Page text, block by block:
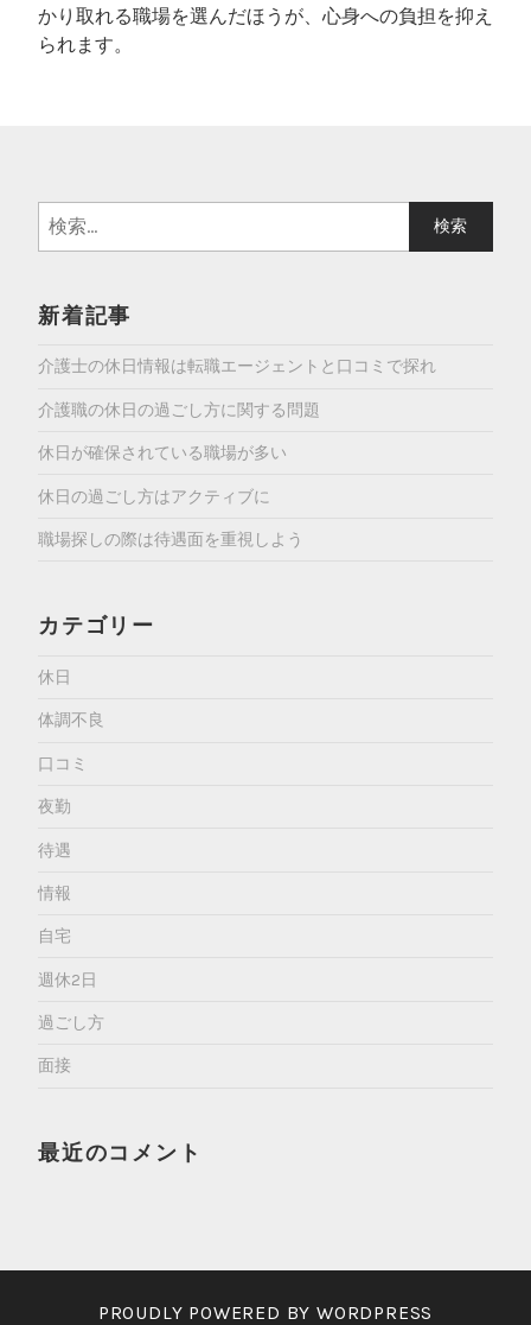
かり取れる職場を選んだほうが、心身への負担を抑え
られます。
検
索:
新着記事
介護士の休日情報は転職エージェントと口コミで探れ
介護職の休日の過ごし方に関する問題
休日が確保されている職場が多い
休日の過ごし方はアクティブに
職場探しの際は待遇面を重視しよう
カテゴリー
休日
体調不良
口コミ
夜勤
待遇
情報
自宅
週休2日
過ごし方
面接
最近のコメント
PROUDLY POWERED BY WORDPRESS